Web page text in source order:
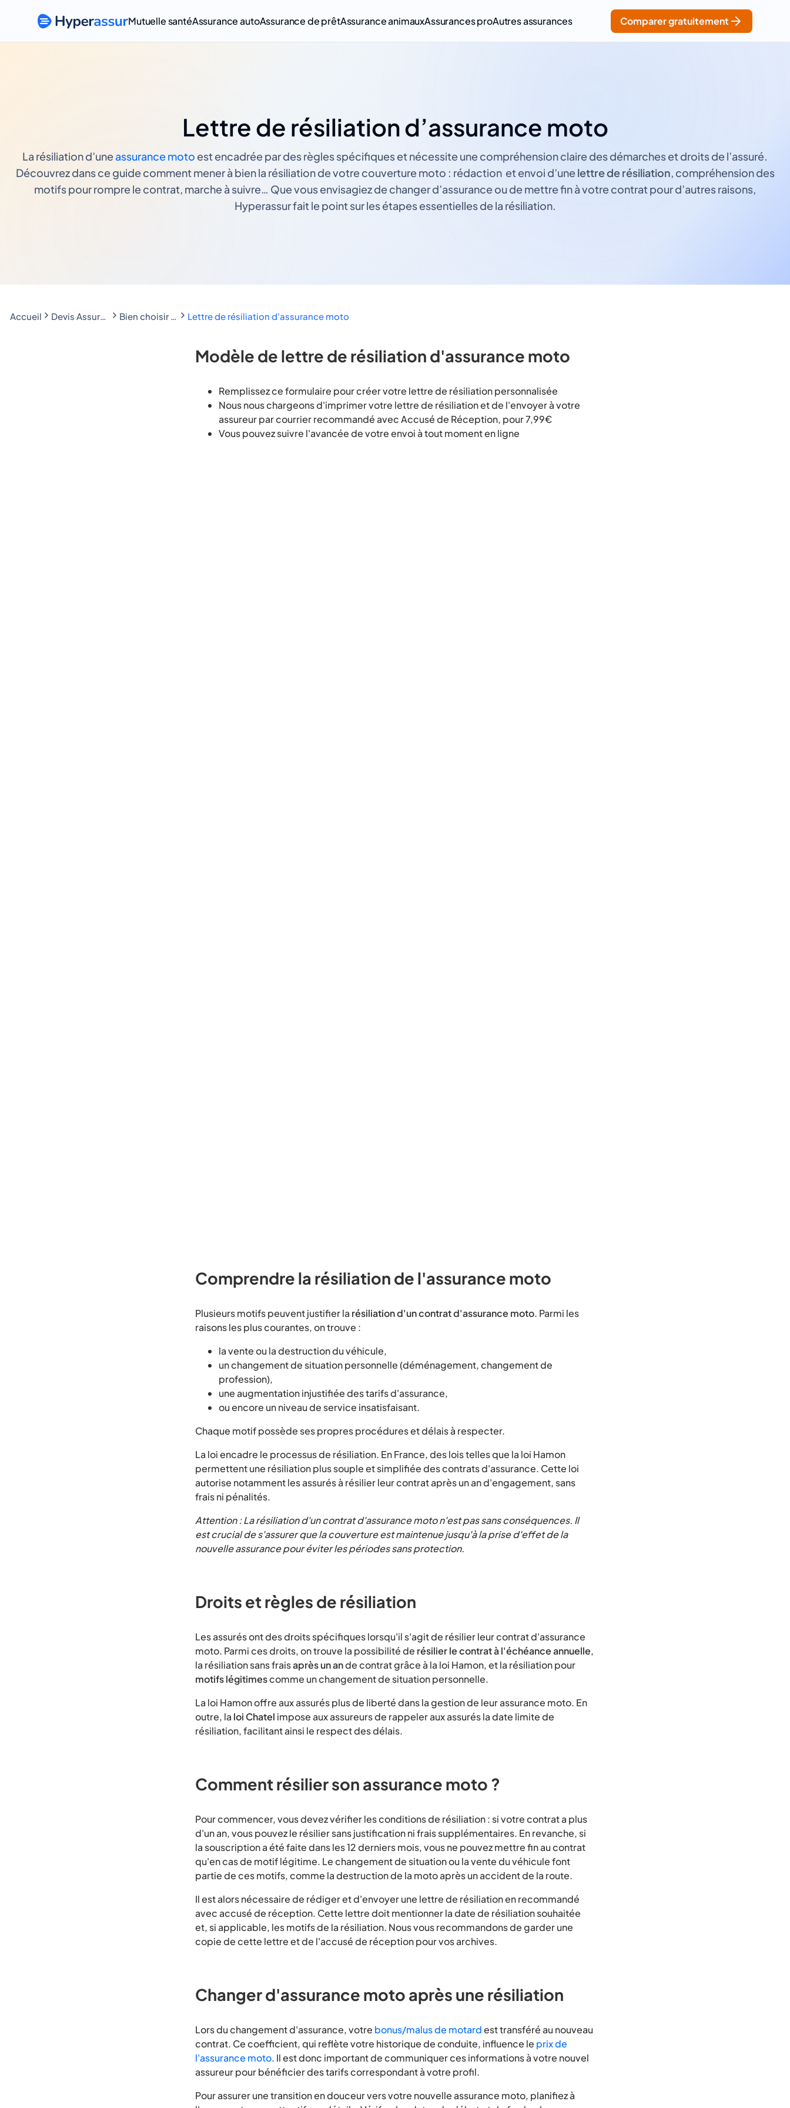
Mutuelle santéAssurance autoAssurance de prêtAssurance animauxAssurances proAutres assurances Comparer gratuitement
Lettre de résiliation d’assurance moto
La résiliation d’uneassurance moto est encadrée par des règles spécifiques et nécessite une compréhension claire des démarches et droits de l’assuré.
Découvrez dans ce guide comment mener à bien la résiliation de votre couverture moto : rédaction et envoi d’une lettre de résiliation, compréhension des
motifs pour rompre le contrat, marche à suivre… Que vous envisagiez de changer d’assurance ou de mettre fin à votre contrat pour d’autres raisons,
Hyperassur fait le point sur les étapes essentielles de la résiliation.
Accueil Lettre de résiliation d'assurance moto
Modèle de lettre de résiliation d'assurance moto
Remplissez ce formulaire pour créer votre lettre de résiliation personnalisée
Nous nous chargeons d'imprimer votre lettre de résiliation et de l'envoyer à votre
assureur par courrier recommandé avec Accusé de Réception, pour 7,99€
Vous pouvez suivre l'avancée de votre envoi à tout moment en ligne
Comprendre la résiliation de l'assurance moto
Plusieurs motifs peuvent justifier la résiliation d'un contrat d'assurance moto. Parmi les
raisons les plus courantes, on trouve :
la vente ou la destruction du véhicule,
un changement de situation personnelle (déménagement, changement de
profession),
une augmentation injustifiée des tarifs d'assurance,
ou encore un niveau de service insatisfaisant.
Chaque motif possède ses propres procédures et délais à respecter.
La loi encadre le processus de résiliation. En France, des lois telles que la loi Hamon
permettent une résiliation plus souple et simplifiée des contrats d'assurance. Cette loi
autorise notamment les assurés à résilier leur contrat après un an d'engagement, sans
frais ni pénalités.
Attention : La résiliation d'un contrat d'assurance moto n'est pas sans conséquences. Il
est crucial de s'assurer que la couverture est maintenue jusqu'à la prise d'effet de la
nouvelle assurance pour éviter les périodes sans protection.
Droits et règles de résiliation
Les assurés ont des droits spécifiques lorsqu'il s'agit de résilier leur contrat d'assurance
moto. Parmi ces droits, on trouve la possibilité de résilier le contrat à l'échéance annuelle,
la résiliation sans fraisaprès un ande contrat grâce à la loi Hamon, et la résiliation pour
motifs légitimescomme un changement de situation personnelle.
La loi Hamon offre aux assurés plus de liberté dans la gestion de leur assurance moto. En
outre, la loi Chatel impose aux assureurs de rappeler aux assurés la date limite de
résiliation, facilitant ainsi le respect des délais.
Comment résilier son assurance moto ?
Pour commencer, vous devez vérifier les conditions de résiliation : si votre contrat a plus
d'un an, vous pouvez le résilier sans justification ni frais supplémentaires. En revanche, si
la souscription a été faite dans les 12 derniers mois, vous ne pouvez mettre fin au contrat
qu'en cas de motif légitime. Le changement de situation ou la vente du véhicule font
partie de ces motifs, comme la destruction de la moto après un accident de la route.
Il est alors nécessaire de rédiger et d'envoyer une lettre de résiliation en recommandé
avec accusé de réception. Cette lettre doit mentionner la date de résiliation souhaitée
et, si applicable, les motifs de la résiliation. Nous vous recommandons de garder une
copie de cette lettre et de l'accusé de réception pour vos archives.
Changer d'assurance moto après une résiliation
Lors du changement d'assurance, votre bonus/malus de motardest transféré au nouveau
contrat. Ce coefficient, qui reflète votre historique de conduite, influence le prix de
l'assurance moto. Il est donc important de communiquer ces informations à votre nouvel
assureur pour bénéficier des tarifs correspondant à votre profil.
Pour assurer une transition en douceur vers votre nouvelle assurance moto, planifiez à